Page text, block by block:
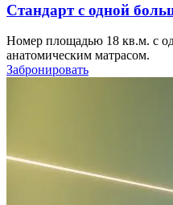
Стандарт с одной
Номер площадью 18 кв.м. с
анатомическим матрасом.
Забронировать